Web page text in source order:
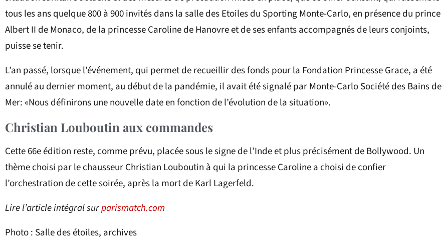
tous les ans quelque 800 à 900 invités dans la salle des Etoiles du Sporting Monte-Carlo, en présence du prince
Albert II de Monaco, de la princesse Caroline de Hanovre et de ses enfants accompagnés de leurs conjoints,
puisse se tenir.
L’an passé, lorsque l’événement, qui permet de recueillir des fonds pour la Fondation Princesse Grace, a été
annulé au dernier moment, au début de la pandémie, il avait été signalé par Monte-Carlo Société des Bains de
Mer: «Nous définirons une nouvelle date en fonction de l’évolution de la situation».
Christian Louboutin aux commandes
Cette 66e édition reste, comme prévu, placée sous le signe de l’Inde et plus précisément de Bollywood. Un
thème choisi par le chausseur Christian Louboutin à qui la princesse Caroline a choisi de confier
l’orchestration de cette soirée, après la mort de Karl Lagerfeld.
Lire l’article intégral surparismatch.com
Photo : Salle des étoiles, archives